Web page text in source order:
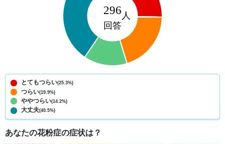
とてもつらい(25.3%)
つらい(19.9%)
ややつらい(14.2%)
大丈夫(40.5%)
あなたの花粉症の症状は？